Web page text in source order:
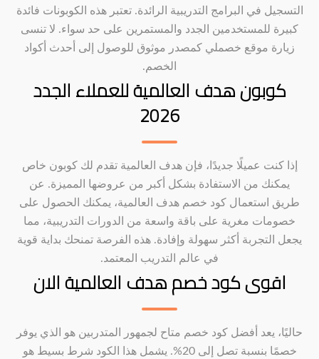
التسجيل في البرامج التدريبية الرائدة. تعتبر هذه الكوبونات فائدة
كبيرة للمستخدمين الجدد والمستمرين على حد سواء. لا تنسى
زيارة موقع خصملي كمصدر موثوق للوصول إلى أحدث أكواد
الخصم.
كوبون هدف العالمية للعملاء الجدد
2026
إذا كنت عميلًا جديدًا، فإن هدف العالمية تقدم لك كوبون خاص
يمكنك من الاستفادة بشكل أكبر من عروضها المميزة. عن
طريق استعمال كود خصم هدف العالمية، يمكنك الحصول على
خصومات مغرية على باقة واسعة من الدورات التدريبية، مما
يجعل التجربة أكثر سهولة وإفادة. هذه الفرصة تمنحك بداية قوية
في عالم التدريب المعتمد.
اقوى كود خصم هدف العالمية الان
حاليًا، يعد أفضل كود خصم متاح لجمهور المتدربين هو الذي يوفر
خصمًا بنسبة تصل إلى 20%. يشمل هذا الكود شرط بسيط هو